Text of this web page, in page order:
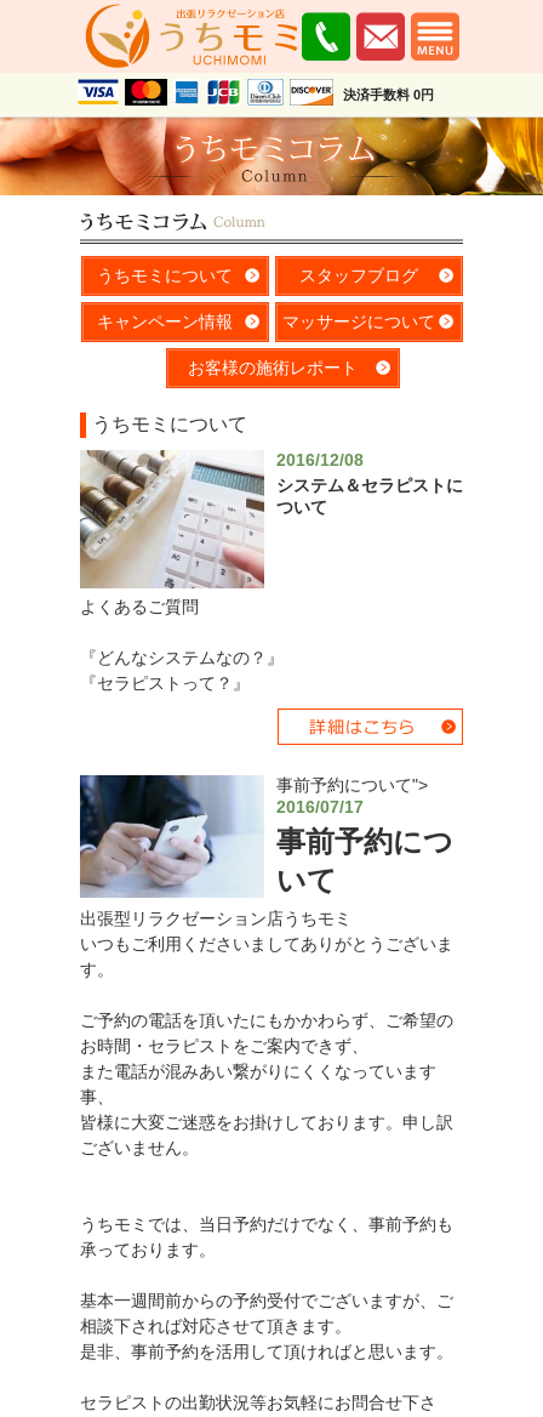
決済手数料 0円
うちモミについて スタッフブログ
キャンペーン情報 マッサージについて
お客様の施術レポート
うちモミについて
2016/12/08
システム＆セラピストに
ついて
よくあるご質問
『どんなシステムなの？』
『セラピストって？』
事前予約について">
2016/07/17
事前予約につ
いて
出張型リラクゼーション店うちモミ
いつもご利用くださいましてありがとうございま
す。
ご予約の電話を頂いたにもかかわらず、ご希望の
お時間・セラピストをご案内できず、
また電話が混みあい繋がりにくくなっています
事、
皆様に大変ご迷惑をお掛けしております。申し訳
ございません。
うちモミでは、当日予約だけでなく、事前予約も
承っております。
基本一週間前からの予約受付でございますが、ご
相談下されば対応させて頂きます。
是非、事前予約を活用して頂ければと思います。
セラピストの出勤状況等お気軽にお問合せ下さ